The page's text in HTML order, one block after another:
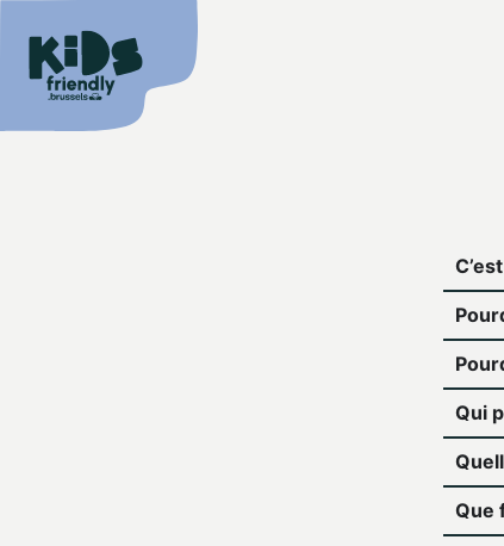
Qui
Que